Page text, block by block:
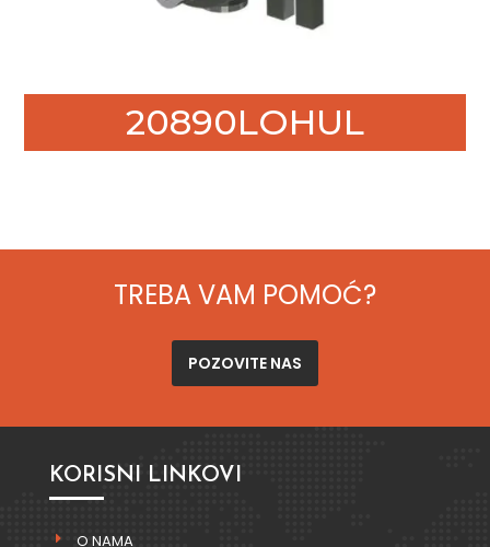
20890LOHUL
TREBA VAM POMOĆ?
POZOVITE NAS
KORISNI LINKOVI
O NAMA